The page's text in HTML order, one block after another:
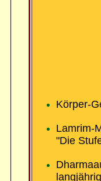
Körper-
Lamrim-
"Die